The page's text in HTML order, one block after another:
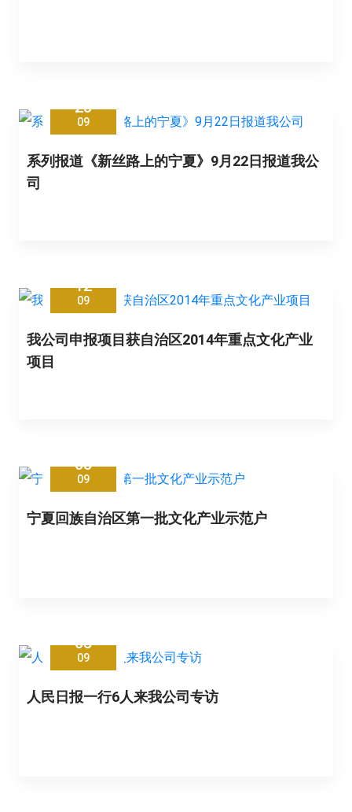
23
09
系列报道《新丝路上的宁夏》9月22日报道我公
司
12
09
我公司申报项目获自治区2014年重点文化产业
项目
05
09
宁夏回族自治区第一批文化产业示范户
05
09
人民日报一行6人来我公司专访